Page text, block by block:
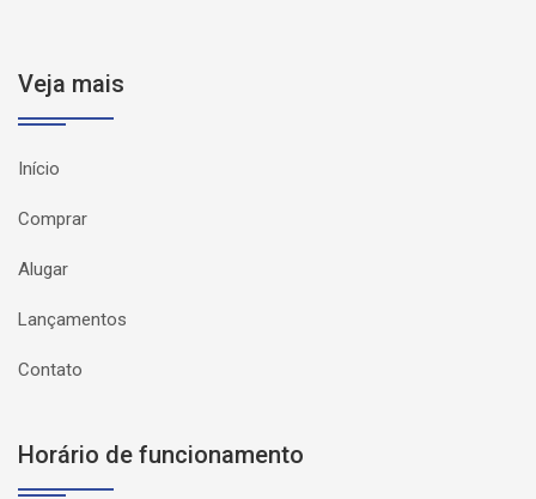
Veja mais
Início
Comprar
Alugar
Lançamentos
Contato
Horário de funcionamento